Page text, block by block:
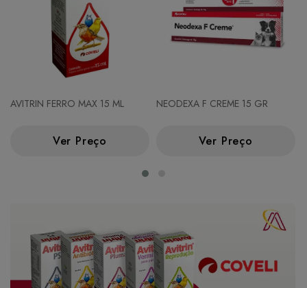
AVITRIN FERRO MAX 15 ML
Ver Preço
NEODEXA F CREME 15 GR
Ver Preço